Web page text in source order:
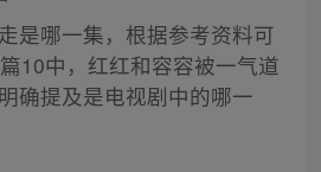
是哪一集，根据参考资料可
10中，红红和容容被一气道
确提及是电视剧中的哪一